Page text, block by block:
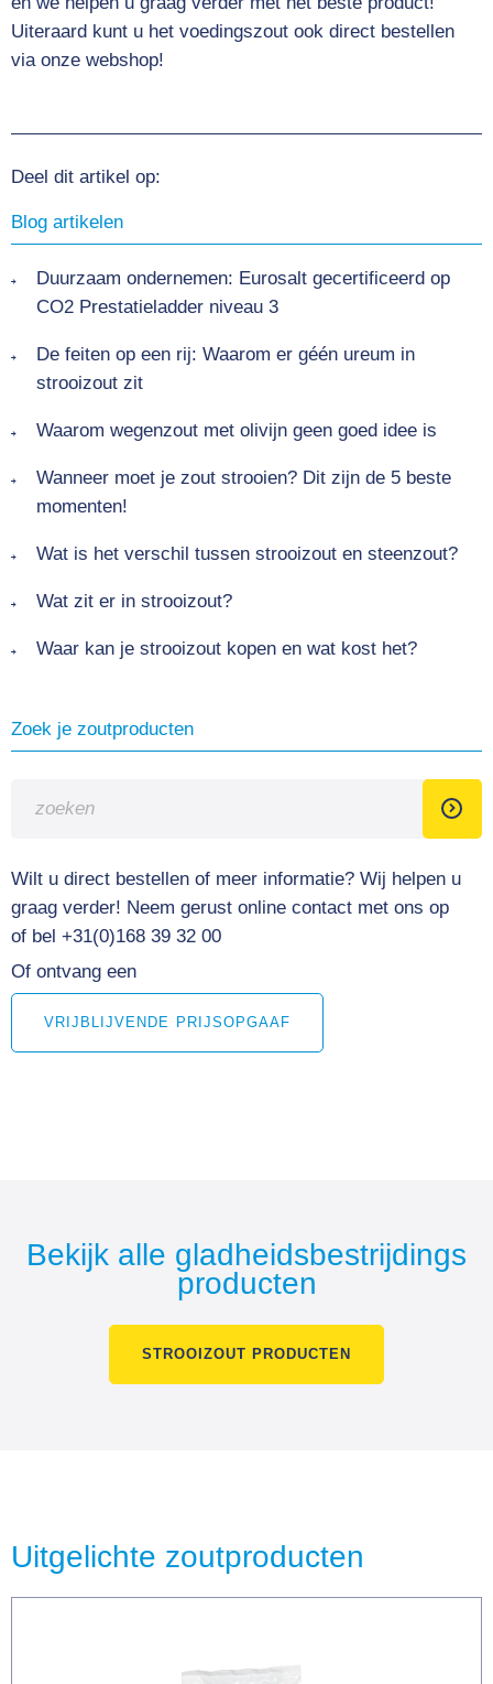
Uiteraard kunt u het voedingszout ook direct bestellen
via onze webshop!
Deel dit artikel op:
Blog artikelen
Duurzaam ondernemen: Eurosalt gecertificeerd op
CO2 Prestatieladder niveau 3
De feiten op een rij: Waarom er géén ureum in
strooizout zit
Waarom wegenzout met olivijn geen goed idee is
Wanneer moet je zout strooien? Dit zijn de 5 beste
momenten!
Wat is het verschil tussen strooizout en steenzout?
Wat zit er in strooizout?
Waar kan je strooizout kopen en wat kost het?
Zoek je zoutproducten
Wilt u direct bestellen of meer informatie? Wij helpen u
graag verder! Neem gerust online contact met ons op
of bel +31(0)168 39 32 00
Of ontvang een
VRIJBLIJVENDE PRIJSOPGAAF
Bekijk alle gladheidsbestrijdings
producten
STROOIZOUT PRODUCTEN
Uitgelichte zoutproducten